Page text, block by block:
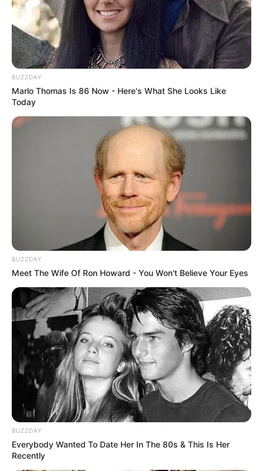
BUZZDAY
Marlo Thomas Is 86 Now - Here's What She Looks Like
Today
BUZZDAY
Meet The Wife Of Ron Howard - You Won't Believe Your Eyes
BUZZDAY
Everybody Wanted To Date Her In The 80s & This Is Her
Recently